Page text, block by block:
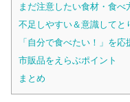
まだ注意したい食材・食べ
不足しやすい＆意識してと
「自分で食べたい！」を応
市販品をえらぶポイント
まとめ